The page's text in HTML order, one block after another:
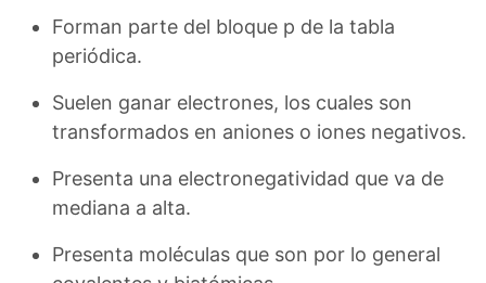
Forman parte del bloque p de la tabla
periódica.
Suelen ganar electrones, los cuales son
transformados en aniones o iones negativos.
Presenta una electronegatividad que va de
mediana a alta.
Presenta moléculas que son por lo general